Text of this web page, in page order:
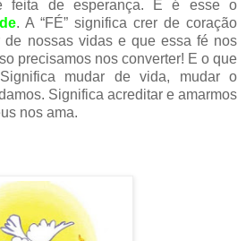
feita de esperança. E é esse o
. A “FÉ” significa crer de coração
nossas vidas e que essa fé nos
precisamos nos converter! E o que
mudar de vida, mudar o
Significa acreditar e amarmos
nos ama.